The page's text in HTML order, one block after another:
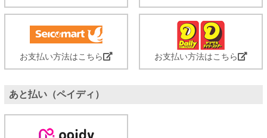
お支払い方法はこちら お支払い方法はこちら
あと払い（ペイディ）